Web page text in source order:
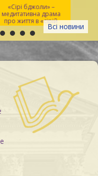
Всі новини
«Сірі бджоли» –
медитативна драма
про життя в «сірій
зоні»